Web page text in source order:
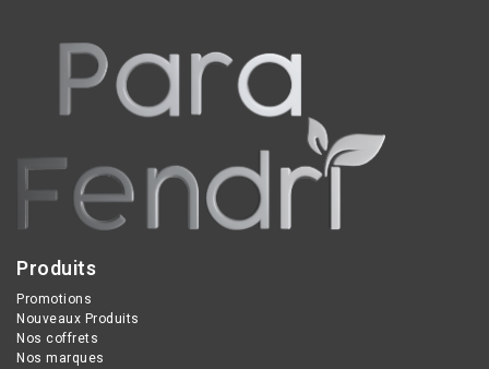
ml, 1 fluide solaire
invisible Photoderm
SPF100 40 ml, 1 gel
moussant purifiant
Sébium 100 ml offert, et
1 sac de plage offert.
Produits
Promotions
Nouveaux Produits
Nos coffrets
Nos marques